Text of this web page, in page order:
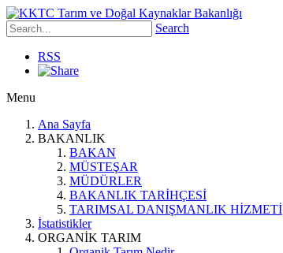
Search
RSS
Menu
Ana Sayfa
BAKANLIK
BAKAN
MÜSTEŞAR
MÜDÜRLER
BAKANLIK TARİHÇESİ
TARIMSAL DANIŞMANLIK HİZMETİ
İstatistikler
ORGANİK TARIM